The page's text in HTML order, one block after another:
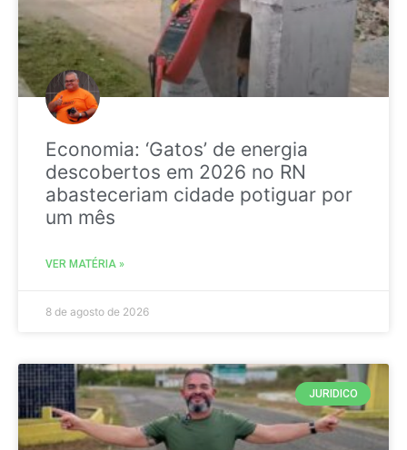
Economia: ‘Gatos’ de energia
descobertos em 2026 no RN
abasteceriam cidade potiguar por
um mês
VER MATÉRIA »
8 de agosto de 2026
JURIDICO